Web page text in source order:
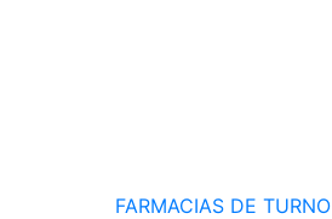
FARMACIAS DE TURNO